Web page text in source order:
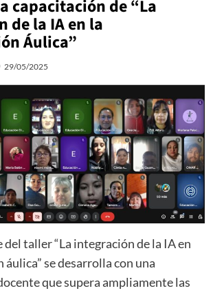
capacitación de “La
de la IA en la
Áulica”
29/05/2025
del taller “La integración de la IA en
se desarrolla con una
que supera ampliamente las